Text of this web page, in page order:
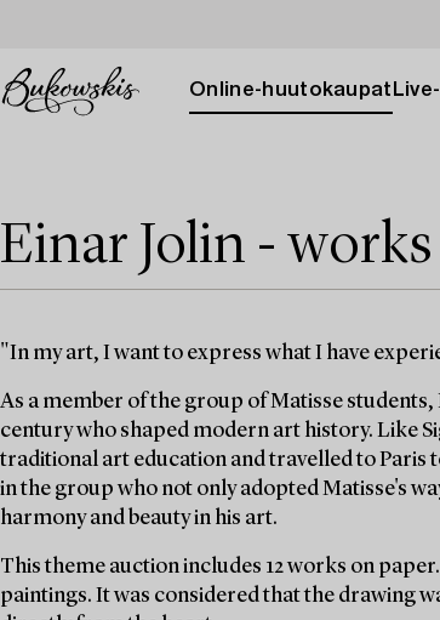
Online-huutokaupat
Einar Jolin -
"In my art, I want to express what I have
As a member of the group of Matisse
century who shaped modern art history. Like
traditional art education and travelled to Paris
in the group who not only adopted Matisse's
harmony and beauty in his art.
This theme auction includes 12 works on
paintings. It was considered that the drawing